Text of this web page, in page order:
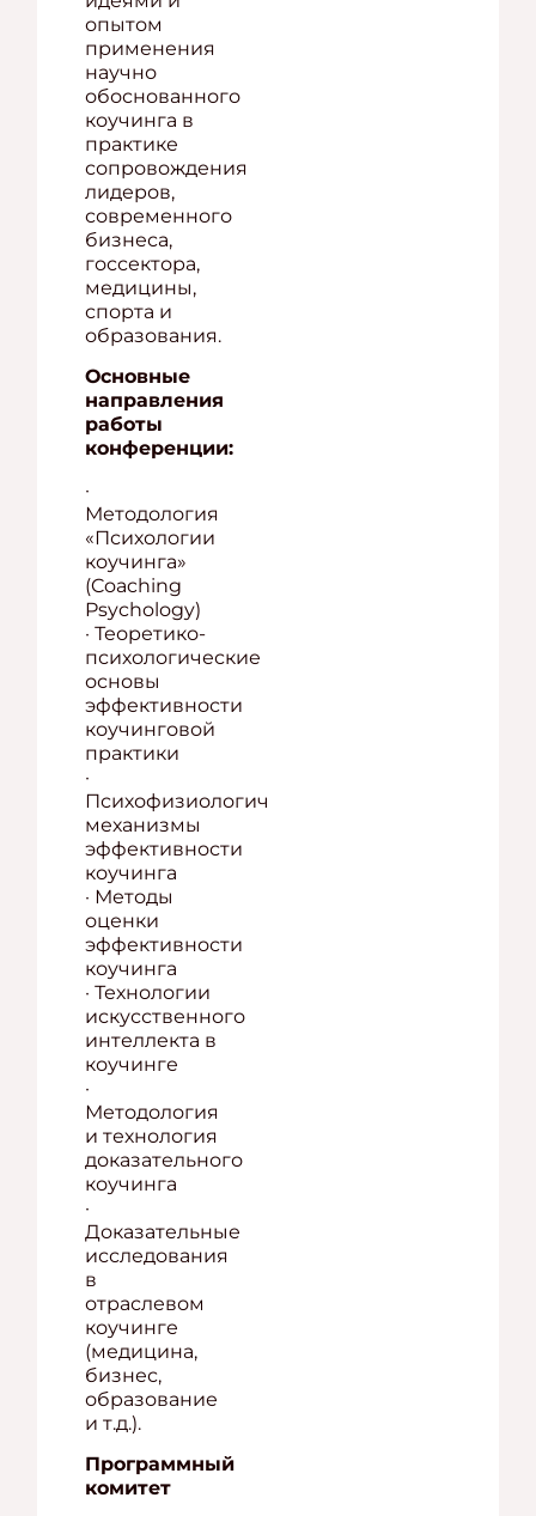
опытом
применения
научно
обоснованного
коучинга в
практике
сопровождения
лидеров,
современного
бизнеса,
госсектора,
медицины,
спорта и
образования.
Основные
направления
работы
конференции:
·
Методология
«Психологии
коучинга»
(Coaching
Psychology)
· Теоретико-
психологические
основы
эффективности
коучинговой
практики
·
Психофизиологические
механизмы
эффективности
коучинга
· Методы
оценки
эффективности
коучинга
· Технологии
искусственного
интеллекта в
коучинге
·
Методология
и технология
доказательного
коучинга
·
Доказательные
исследования
в
отраслевом
коучинге
(медицина,
бизнес,
образование
и т.д.).
Программный
комитет